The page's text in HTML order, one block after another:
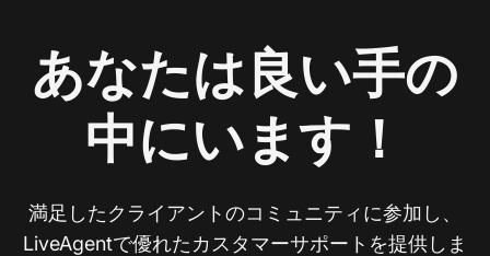
あなたは良い手の
中にいます！
満足したクライアントのコミュニティに参加し、
LiveAgentで優れたカスタマーサポートを提供しま